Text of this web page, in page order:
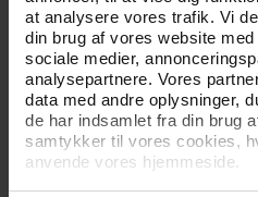
at analysere vores trafik. Vi
din brug af vores website
sociale medier,
analysepartnere. Vores
data med andre oplysninger,
de har indsamlet fra din brug
samtykker til vores cookies,
anvende vores hjemmeside.
31.07.2026